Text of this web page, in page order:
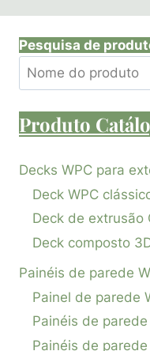
Pesquisa de
Produto
Decks WPC para
Deck WPC
Deck de extrusão
Deck composto
Painéis de parede
Painel de parede
Painéis de
Painéis de parede